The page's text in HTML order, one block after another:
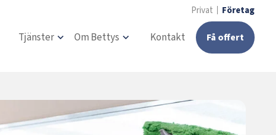
Privat Företag
Tjänster Om Bettys Kontakt Få offert